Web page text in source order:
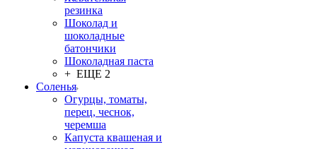
резинка
Шоколад и
шоколадные
батончики
Шоколадная паста
+ ЕЩЕ 2
Соленья
Огурцы, томаты,
перец, чеснок,
черемша
Капуста квашеная и